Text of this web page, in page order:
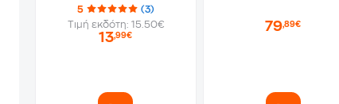
5
(3)
Τιμή εκδότη: 15.50€
13,99€
79,89€